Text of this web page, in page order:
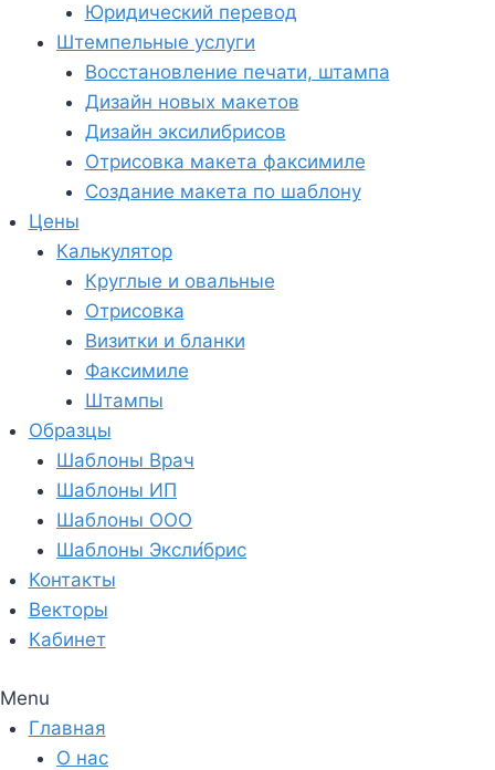
Юридический перевод
Штемпельные услуги
Восстановление печати, штампа
Дизайн новых макетов
Дизайн эксилибрисов
Отрисовка макета факсимиле
Создание макета по шаблону
Цены
Калькулятор
Круглые и овальные
Отрисовка
Визитки и бланки
Факсимиле
Штампы
Образцы
Шаблоны Врач
Шаблоны ИП
Шаблоны ООО
Шаблоны Эксли́брис
Контакты
Векторы
Кабинет
Menu
Главная
О нас